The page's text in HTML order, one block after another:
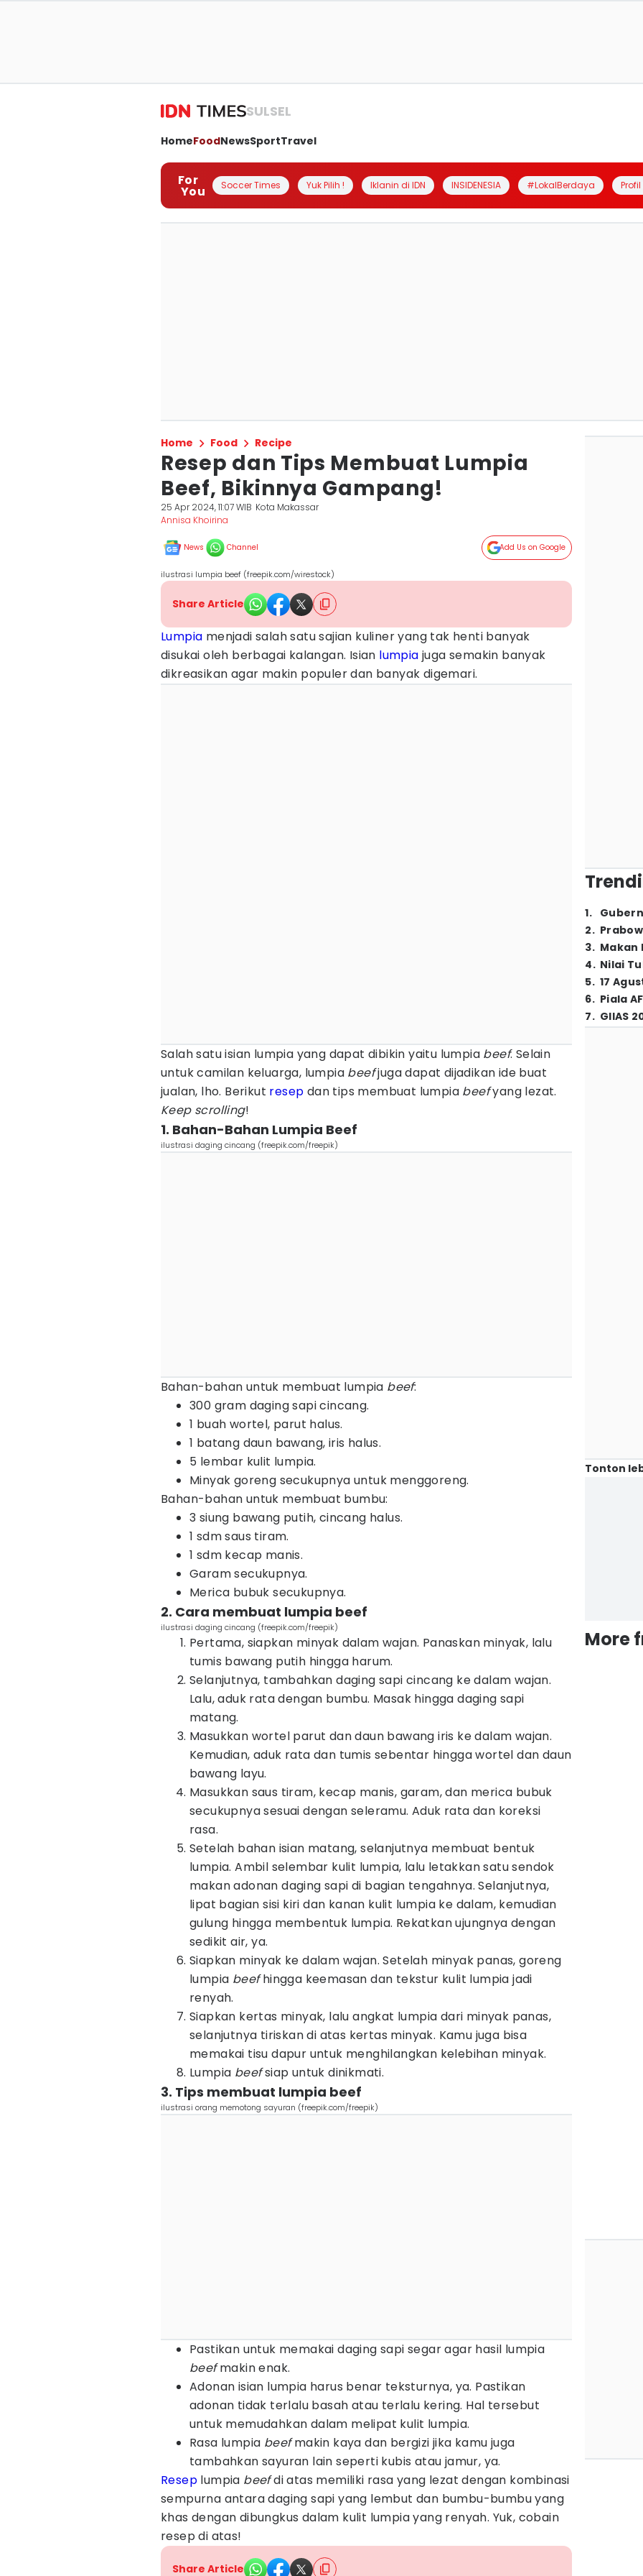
SULSEL
HomeFoodNewsSportTravel
For
You Soccer Times Yuk Pilih ! Iklanin di IDN INSIDENESIA #LokalBerdaya
Home Food Recipe
Resep dan Tips Membuat Lumpia
Beef, Bikinnya Gampang!
25 Apr 2024, 11:07 WIB Kota Makassar
Annisa Khoirina
News Channel Add Us on Google
ilustrasi lumpia beef (freepik.com/wirestock)
Share Article
Lumpia menjadi salah satu sajian kuliner yang tak henti banyak
disukai oleh berbagai kalangan. Isian lumpia juga semakin banyak
dikreasikan agar makin populer dan banyak digemari.
Salah satu isian lumpia yang dapat dibikin yaitu lumpia beef. Selain
untuk camilan keluarga, lumpia beefjuga dapat dijadikan ide buat
jualan, lho. Berikut resep dan tips membuat lumpia beefyang lezat.
Keep scrolling!
1. Bahan-Bahan Lumpia Beef
ilustrasi daging cincang (freepik.com/freepik)
Bahan-bahan untuk membuat lumpia beef:
300 gram daging sapi cincang.
1 buah wortel, parut halus.
1 batang daun bawang, iris halus.
5 lembar kulit lumpia.
Minyak goreng secukupnya untuk menggoreng.
Bahan-bahan untuk membuat bumbu:
3 siung bawang putih, cincang halus.
1 sdm saus tiram.
1 sdm kecap manis.
Garam secukupnya.
Merica bubuk secukupnya.
2. Cara membuat lumpia beef
ilustrasi daging cincang (freepik.com/freepik)
Pertama, siapkan minyak dalam wajan. Panaskan minyak, lalu
tumis bawang putih hingga harum.
Selanjutnya, tambahkan daging sapi cincang ke dalam wajan.
Lalu, aduk rata dengan bumbu. Masak hingga daging sapi
matang.
Masukkan wortel parut dan daun bawang iris ke dalam wajan.
Kemudian, aduk rata dan tumis sebentar hingga wortel dan daun
bawang layu.
Masukkan saus tiram, kecap manis, garam, dan merica bubuk
secukupnya sesuai dengan seleramu. Aduk rata dan koreksi
rasa.
Setelah bahan isian matang, selanjutnya membuat bentuk
lumpia. Ambil selembar kulit lumpia, lalu letakkan satu sendok
makan adonan daging sapi di bagian tengahnya. Selanjutnya,
lipat bagian sisi kiri dan kanan kulit lumpia ke dalam, kemudian
gulung hingga membentuk lumpia. Rekatkan ujungnya dengan
sedikit air, ya.
Siapkan minyak ke dalam wajan. Setelah minyak panas, goreng
lumpia beefhingga keemasan dan tekstur kulit lumpia jadi
renyah.
Siapkan kertas minyak, lalu angkat lumpia dari minyak panas,
selanjutnya tiriskan di atas kertas minyak. Kamu juga bisa
memakai tisu dapur untuk menghilangkan kelebihan minyak.
Lumpia beefsiap untuk dinikmati.
3. Tips membuat lumpia beef
ilustrasi orang memotong sayuran (freepik.com/freepik)
Pastikan untuk memakai daging sapi segar agar hasil lumpia
beefmakin enak.
Adonan isian lumpia harus benar teksturnya, ya. Pastikan
adonan tidak terlalu basah atau terlalu kering. Hal tersebut
untuk memudahkan dalam melipat kulit lumpia.
Rasa lumpia beefmakin kaya dan bergizi jika kamu juga
tambahkan sayuran lain seperti kubis atau jamur, ya.
Resep lumpia beefdi atas memiliki rasa yang lezat dengan kombinasi
sempurna antara daging sapi yang lembut dan bumbu-bumbu yang
khas dengan dibungkus dalam kulit lumpia yang renyah. Yuk, cobain
resep di atas!
Share Article
1.
2.
3. Makan
4. Nilai
5. 17
6. Piala
7. GIIAS
Tonton
More